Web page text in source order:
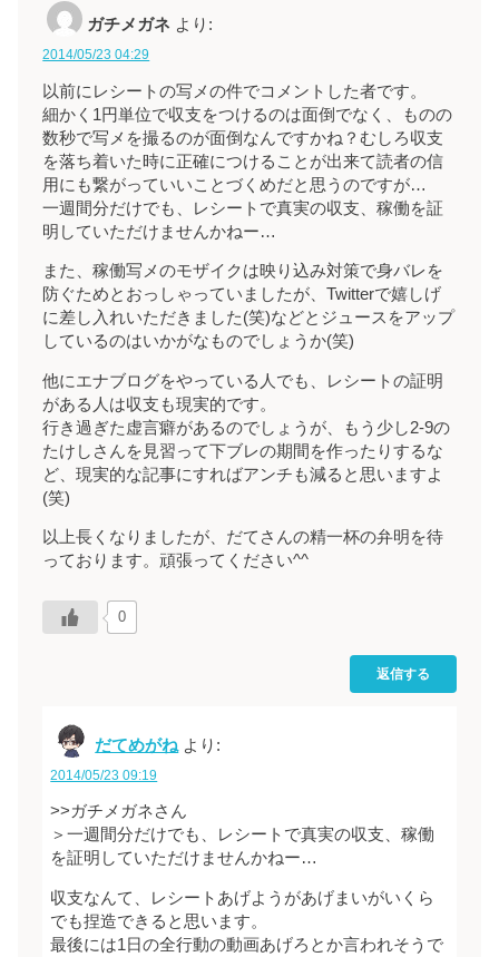
ガチメガネ より:
2014/05/23 04:29
以前にレシートの写メの件でコメントした者です。
細かく1円単位で収支をつけるのは面倒でなく、ものの
数秒で写メを撮るのが面倒なんですかね？むしろ収支
を落ち着いた時に正確につけることが出来て読者の信
用にも繋がっていいことづくめだと思うのですが…
一週間分だけでも、レシートで真実の収支、稼働を証
明していただけませんかねー…
また、稼働写メのモザイクは映り込み対策で身バレを
防ぐためとおっしゃっていましたが、Twitterで嬉しげ
に差し入れいただきました(笑)などとジュースをアップ
しているのはいかがなものでしょうか(笑)
他にエナブログをやっている人でも、レシートの証明
がある人は収支も現実的です。
行き過ぎた虚言癖があるのでしょうが、もう少し2-9の
たけしさんを見習って下ブレの期間を作ったりするな
ど、現実的な記事にすればアンチも減ると思いますよ
(笑)
以上長くなりましたが、だてさんの精一杯の弁明を待
っております。頑張ってください^^
0
返信する
だてめがね より:
2014/05/23 09:19
>>ガチメガネさん
＞一週間分だけでも、レシートで真実の収支、稼働
を証明していただけませんかねー…
収支なんて、レシートあげようがあげまいがいくら
でも捏造できると思います。
最後には1日の全行動の動画あげろとか言われそうで